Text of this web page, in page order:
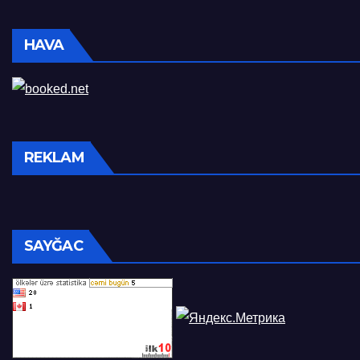
HAVA
REKLAM
SAYĞAC